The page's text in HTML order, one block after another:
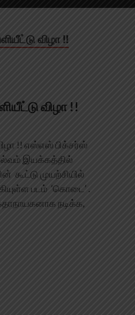
விழா !!
விழா !!
!! எஸ்எஸ் பிக்சர்ஸ்
இயக்கத்தில்
முயற்சியில்
படம் ‘கொடை’ .
நடிக்க,